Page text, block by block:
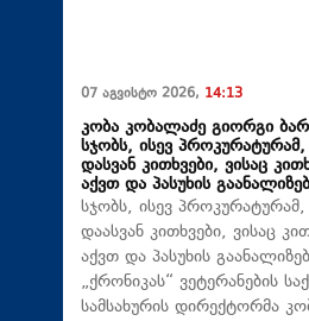
07 აგვისტო 2026, 14:13
კობა კობალაძე გიორგი
სჯობს, ისევ
დასვან კითხვები, ვისაც
აქვთ და პასუხის
სჯობს, ისევ
დაასვან კითხვები, ვისაც
აქვთ და პასუხის
„ქრონიკას“ ვეტერანების
სამსახურის დირექტორმა